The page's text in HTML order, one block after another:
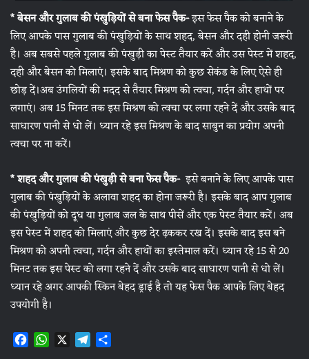
* बेसन और गुलाब की पंखुड़ियों से बना फेस पैक-इस फेस पैक को बनाने के
लिए आपके पास गुलाब की पंखुड़ियों के साथ शहद, बेसन और दही होनी जरूरी
है। अब सबसे पहले गुलाब की पंखुड़ी का पेस्ट तैयार करें और उस पेस्ट में शहद,
दही और बेसन को मिलाएं। इसके बाद मिश्रण को कुछ सेकंड के लिए ऐसे ही
छोड़ दें।अब उंगलियों की मदद से तैयार मिश्रण को त्वचा, गर्दन और हाथों पर
लगाएं। अब 15 मिनट तक इस मिश्रण को त्वचा पर लगा रहने दें और उसके बाद
साधारण पानी से धो लें। ध्यान रहे इस मिश्रण के बाद साबुन का प्रयोग अपनी
त्वचा पर ना करें।
* शहद और गुलाब की पंखुड़ी से बना फेस पैक- इसे बनाने के लिए आपके पास
गुलाब की पंखुड़ियों के अलावा शहद का होना जरूरी है। इसके बाद आप गुलाब
की पंखुड़ियों को दूध‌ या गुलाब जल के साथ पीसें और एक पेस्ट तैयार करें। अब
इस पेस्ट में शहद को मिलाएं और कुछ देर ढ़ककर रख दें। इसके बाद इस बने
मिश्रण को अपनी त्वचा, गर्दन और हाथों का इस्तेमाल करें। ध्यान रहे 15 से 20
मिनट तक इस पेस्ट को लगा रहने दें और उसके बाद साधारण पानी से धो लें।
ध्यान रहे अगर आपकी स्किन बेहद ड्राई है तो यह फेस पैक आपके लिए बेहद
उपयोगी है।
F W X T